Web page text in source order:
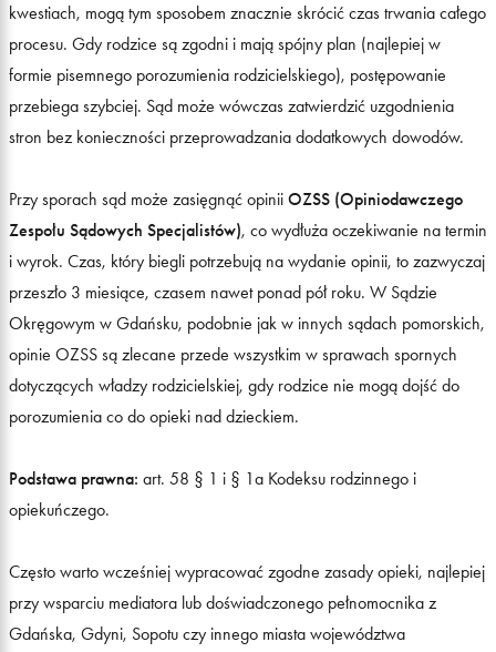
kwestiach, mogą tym sposobem znacznie skrócić czas trwania całego
procesu. Gdy rodzice są zgodni i mają spójny plan (najlepiej w
formie pisemnego porozumienia rodzicielskiego), postępowanie
przebiega szybciej. Sąd może wówczas zatwierdzić uzgodnienia
stron bez konieczności przeprowadzania dodatkowych dowodów.
Przy sporach sąd może zasięgnąć opinii OZSS (Opiniodawczego
Zespołu Sądowych Specjalistów), co wydłuża oczekiwanie na termin
i wyrok. Czas, który biegli potrzebują na wydanie opinii, to zazwyczaj
przeszło 3 miesiące, czasem nawet ponad pół roku. W Sądzie
Okręgowym w Gdańsku, podobnie jak w innych sądach pomorskich,
opinie OZSS są zlecane przede wszystkim w sprawach spornych
dotyczących władzy rodzicielskiej, gdy rodzice nie mogą dojść do
porozumienia co do opieki nad dzieckiem.
Podstawa prawna: art. 58 § 1 i § 1a Kodeksu rodzinnego i
opiekuńczego.
Często warto wcześniej wypracować zgodne zasady opieki, najlepiej
przy wsparciu mediatora lub doświadczonego pełnomocnika z
Gdańska, Gdyni, Sopotu czy innego miasta województwa